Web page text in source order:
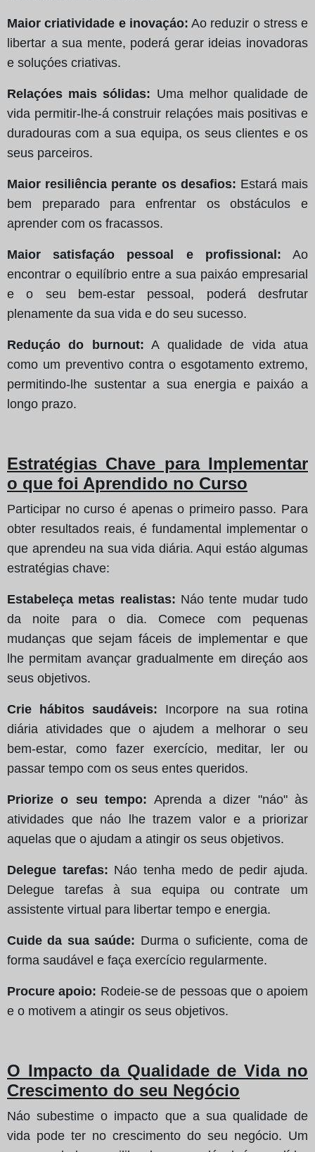
Maior criatividade e inovaçáo: Ao reduzir o stress e
libertar a sua mente, poderá gerar ideias inovadoras
e soluçóes criativas.
Relaçóes mais sólidas: Uma melhor qualidade de
vida permitir-lhe-á construir relaçóes mais positivas e
duradouras com a sua equipa, os seus clientes e os
seus parceiros.
Maior resiliência perante os desafios: Estará mais
bem preparado para enfrentar os obstáculos e
aprender com os fracassos.
Maior satisfaçáo pessoal e profissional: Ao
encontrar o equilíbrio entre a sua paixáo empresarial
e o seu bem-estar pessoal, poderá desfrutar
plenamente da sua vida e do seu sucesso.
Reduçáo do burnout: A qualidade de vida atua
como um preventivo contra o esgotamento extremo,
permitindo-lhe sustentar a sua energia e paixáo a
longo prazo.
Estratégias Chave para Implementar
o que foi Aprendido no Curso
Participar no curso é apenas o primeiro passo. Para
obter resultados reais, é fundamental implementar o
que aprendeu na sua vida diária. Aqui estáo algumas
estratégias chave:
Estabeleça metas realistas: Náo tente mudar tudo
da noite para o dia. Comece com pequenas
mudanças que sejam fáceis de implementar e que
lhe permitam avançar gradualmente em direçáo aos
seus objetivos.
Crie hábitos saudáveis: Incorpore na sua rotina
diária atividades que o ajudem a melhorar o seu
bem-estar, como fazer exercício, meditar, ler ou
passar tempo com os seus entes queridos.
Priorize o seu tempo: Aprenda a dizer "náo" às
atividades que náo lhe trazem valor e a priorizar
aquelas que o ajudam a atingir os seus objetivos.
Delegue tarefas: Náo tenha medo de pedir ajuda.
Delegue tarefas à sua equipa ou contrate um
assistente virtual para libertar tempo e energia.
Cuide da sua saúde: Durma o suficiente, coma de
forma saudável e faça exercício regularmente.
Procure apoio: Rodeie-se de pessoas que o apoiem
e o motivem a atingir os seus objetivos.
O Impacto da Qualidade de Vida no
Crescimento do seu Negócio
Náo subestime o impacto que a sua qualidade de
vida pode ter no crescimento do seu negócio. Um